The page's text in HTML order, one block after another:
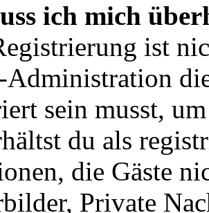
ich mich
ist
sein musst,
du als
die Gäste
Private